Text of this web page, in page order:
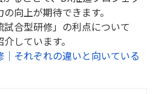
向上が期待できます。
合型研修」の利点について
しています。
それぞれの違いと向いている